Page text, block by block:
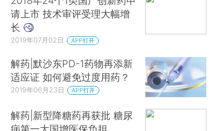
请上市 技术审评受理大幅增
长
2019年07月02日 APP打开
解药|默沙东PD-1药物再添新
适应证 如何避免过度用药？
2019年06月23日 APP打开
解药|新型降糖药再获批 糖尿